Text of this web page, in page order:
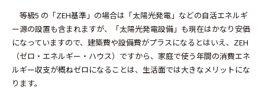
等級5 の「ZEH基準」の場合は「太陽光発電」などの自活エネルギ
ー源の設置も含まれますが、「太陽光発電設備」も現在はかなり安価
になっていますので、建築費や設備費がプラスになるとはいえ、ZEH
（ゼロ・エネルギー・ハウス）ですから、家庭で使う年間の消費エネ
ルギー収支が概ねゼロになることは、生活面では大きなメリットにな
ります。